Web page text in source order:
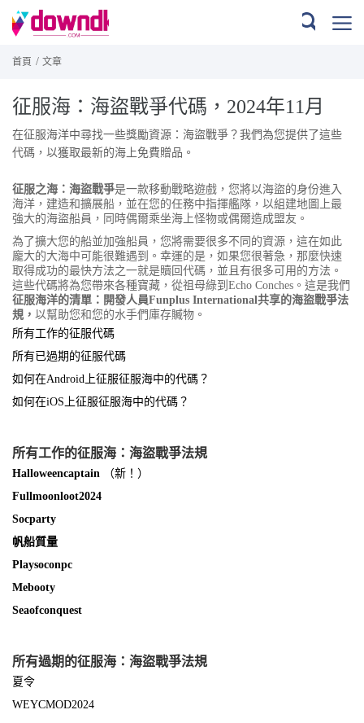
首頁 / 文章
征服海：海盜戰爭代碼，2024年11月
在征服海洋中尋找一些獎勵資源：海盜戰爭？我們為您提供了這些
代碼，以獲取最新的海上免費贈品。
征服之海：海盜戰爭是一款移動戰略遊戲，您將以海盜的身份進入
海洋，建造和擴展船，並在您的任務中指揮艦隊，以組建地圖上最
強大的海盜船員，同時偶爾乘坐海上怪物或偶爾造成盟友。
為了擴大您的船並加強船員，您將需要很多不同的資源，這在如此
龐大的大海中可能很難遇到。幸運的是，如果您很著急，那麼快速
取得成功的最快方法之一就是贖回代碼，並且有很多可用的方法。
這些代碼將為您帶來各種寶藏，從祖母綠到Echo Conches。這是我們
征服海洋的清單：開發人員Funplus International共享的海盜戰爭法
規， 以幫助您和您的水手們庫存贓物。
所有工作的征服代碼
所有已過期的征服代碼
如何在Android上征服征服海中的代碼？
如何在iOS上征服征服海中的代碼？
所有工作的征服海：海盜戰爭法規
Halloweencaptain （新！）
Fullmoonloot2024
Socparty
帆船質量
Playsoconpc
Mebooty
Seaofconquest
所有過期的征服海：海盜戰爭法規
夏令
WEYCMOD2024